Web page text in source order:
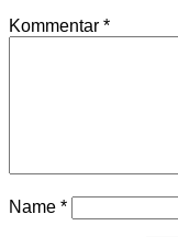
Kommentar *
Name *